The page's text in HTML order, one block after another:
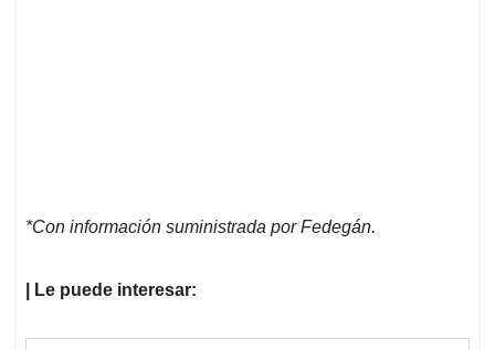
*Con información suministrada por Fedegán.
| Le puede interesar: